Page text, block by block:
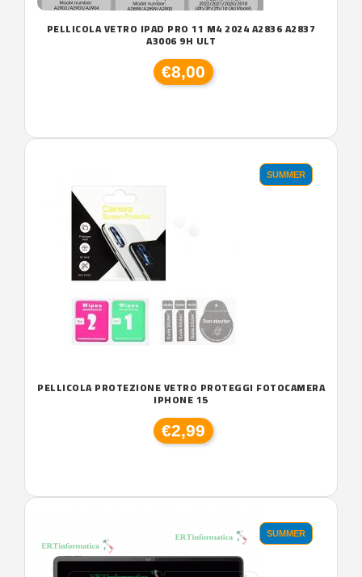
PELLICOLA VETRO IPAD PRO 11 M4 2024 A2836 A2837
A3006 9H ULT
€8,00
SUMMER
PELLICOLA PROTEZIONE VETRO PROTEGGI FOTOCAMERA
IPHONE 15
€2,99
SUMMER